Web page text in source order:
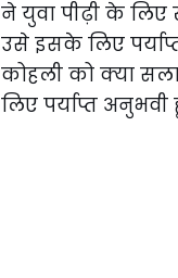
ने युवा पीढ़ी के
उसे इसके लिए
कोहली को क्या
लिए पर्याप्त